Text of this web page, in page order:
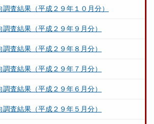
調査結果（平成２９年１０月分）
調査結果（平成２９年９月分）
調査結果（平成２９年８月分）
調査結果（平成２９年７月分）
調査結果（平成２９年６月分）
調査結果（平成２９年５月分）